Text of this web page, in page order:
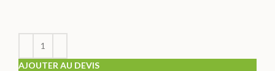
AJOUTER AU DEVIS